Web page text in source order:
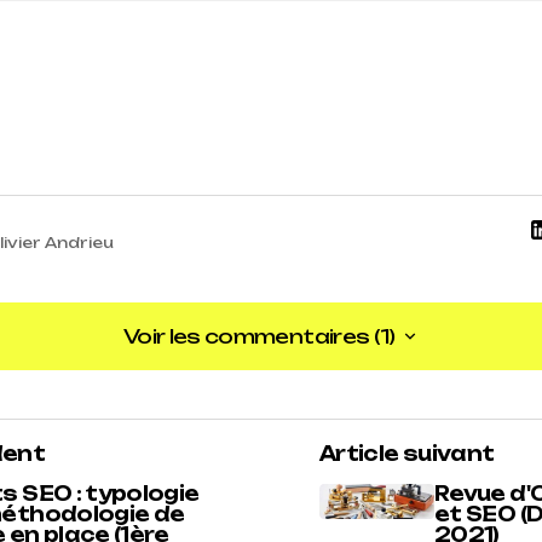
Andrieu
Voir les commentaires (1)
Voir les commentaires (1)
2021 à 15 h 20 min
SEO : typologie
de
en place (1ère
Article suivant
Revue
et SEO
2021)